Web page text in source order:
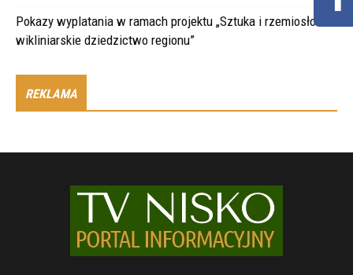
Pokazy wyplatania w ramach projektu „Sztuka i rzemiosło –
wikliniarskie dziedzictwo regionu”
REKLAMA